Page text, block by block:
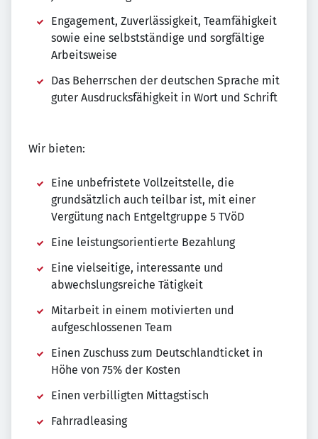
Engagement, Zuverlässigkeit, Teamfähigkeit
sowie eine selbstständige und sorgfältige
Arbeitsweise
Das Beherrschen der deutschen Sprache mit
guter Ausdrucksfähigkeit in Wort und Schrift
Wir bieten:
Eine unbefristete Vollzeitstelle, die
grundsätzlich auch teilbar ist, mit einer
Vergütung nach Entgeltgruppe 5 TVöD
Eine leistungsorientierte Bezahlung
Eine vielseitige, interessante und
abwechslungsreiche Tätigkeit
Mitarbeit in einem motivierten und
aufgeschlossenen Team
Einen Zuschuss zum Deutschlandticket in
Höhe von 75% der Kosten
Einen verbilligten Mittagstisch
Fahrradleasing